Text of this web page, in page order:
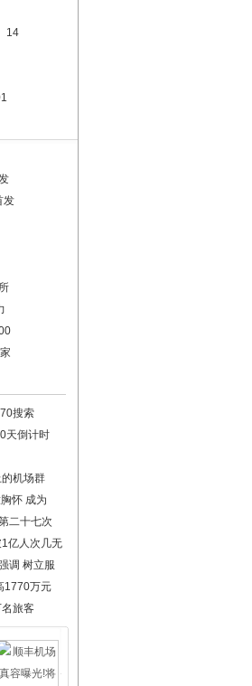
14
发
搜索
天倒计时
机场群
怀 成为
二十七次
亿人次几无
调 树立服
1770万元
旅客